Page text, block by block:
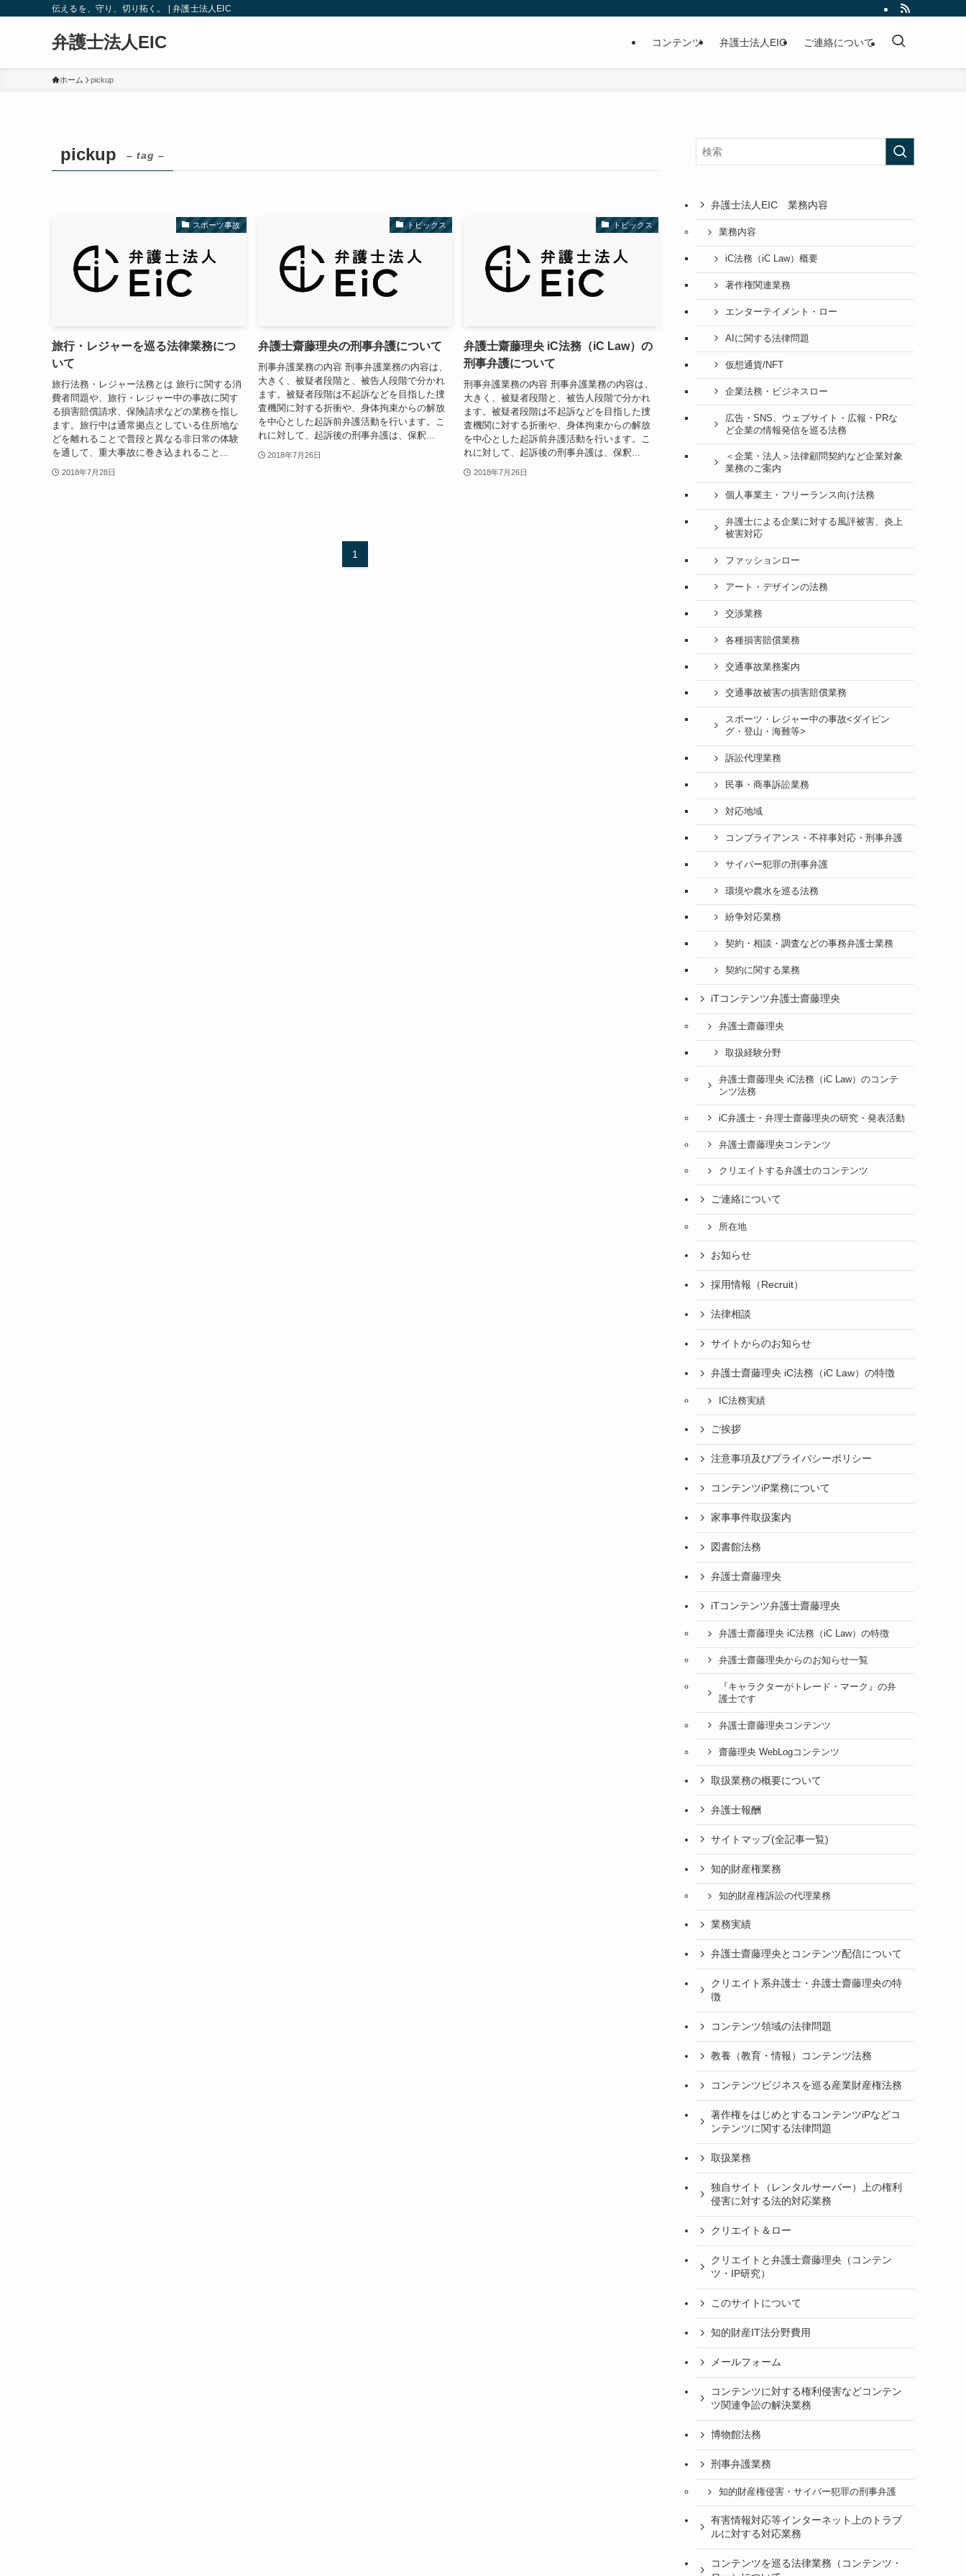
伝えるを、守り、切り拓く。 | 弁護士法人EIC
弁護士法人EIC コンテンツ 弁護士法人EIC ご連絡について
ホーム pickup
pickup – tag –
スポーツ事故
旅行・レジャーを巡る法律業務につ
いて
旅行法務・レジャー法務とは 旅行に関する消
費者問題や、旅行・レジャー中の事故に関す
る損害賠償請求、保険請求などの業務を指し
ます。旅行中は通常拠点としている住所地な
どを離れることで普段と異なる非日常の体験
を通して、重大事故に巻き込まれること...
2018年7月28日
トピックス
弁護士齋藤理央の刑事弁護について
刑事弁護業務の内容 刑事弁護業務の内容は、
大きく、被疑者段階と、被告人段階で分かれ
ます。被疑者段階は不起訴などを目指した捜
査機関に対する折衝や、身体拘束からの解放
を中心とした起訴前弁護活動を行います。こ
れに対して、起訴後の刑事弁護は、保釈...
2018年7月26日
トピックス
弁護士齋藤理央 iC法務（iC Law）の
刑事弁護について
刑事弁護業務の内容 刑事弁護業務の内容は、
大きく、被疑者段階と、被告人段階で分かれ
ます。被疑者段階は不起訴などを目指した捜
査機関に対する折衝や、身体拘束からの解放
を中心とした起訴前弁護活動を行います。こ
れに対して、起訴後の刑事弁護は、保釈...
2018年7月26日
1
弁護士法人EIC 業務内容
業務内容
iC法務（iC Law）概要
著作権関連業務
エンターテイメント・ロー
AIに関する法律問題
仮想通貨/NFT
企業法務・ビジネスロー
広告・SNS、ウェブサイト・広報・PRな
ど企業の情報発信を巡る法務
＜企業・法人＞法律顧問契約など企業対象
業務のご案内
個人事業主・フリーランス向け法務
弁護士による企業に対する風評被害、炎上
被害対応
ファッションロー
アート・デザインの法務
交渉業務
各種損害賠償業務
交通事故業務案内
交通事故被害の損害賠償業務
スポーツ・レジャー中の事故<ダイビン
グ・登山・海難等>
訴訟代理業務
民事・商事訴訟業務
対応地域
コンプライアンス・不祥事対応・刑事弁護
サイバー犯罪の刑事弁護
環境や農水を巡る法務
紛争対応業務
契約・相談・調査などの事務弁護士業務
契約に関する業務
iTコンテンツ弁護士齋藤理央
弁護士齋藤理央
取扱経験分野
弁護士齋藤理央 iC法務（iC Law）のコンテ
ンツ法務
iC弁護士・弁理士齋藤理央の研究・発表活動
弁護士齋藤理央コンテンツ
クリエイトする弁護士のコンテンツ
ご連絡について
所在地
お知らせ
採用情報（Recruit）
法律相談
サイトからのお知らせ
弁護士齋藤理央 iC法務（iC Law）の特徴
IC法務実績
ご挨拶
注意事項及びプライバシーポリシー
コンテンツiP業務について
家事事件取扱案内
図書館法務
弁護士齋藤理央
iTコンテンツ弁護士齋藤理央
弁護士齋藤理央 iC法務（iC Law）の特徴
弁護士齋藤理央からのお知らせ一覧
『キャラクターがトレード・マーク』の弁
護士です
弁護士齋藤理央コンテンツ
齋藤理央 WebLogコンテンツ
取扱業務の概要について
弁護士報酬
サイトマップ(全記事一覧)
知的財産権業務
知的財産権訴訟の代理業務
業務実績
弁護士齋藤理央とコンテンツ配信について
クリエイト系弁護士・弁護士齋藤理央の特
徴
コンテンツ領域の法律問題
教養（教育・情報）コンテンツ法務
コンテンツビジネスを巡る産業財産権法務
著作権をはじめとするコンテンツiPなどコ
ンテンツに関する法律問題
取扱業務
独自サイト（レンタルサーバー）上の権利
侵害に対する法的対応業務
クリエイト＆ロー
クリエイトと弁護士齋藤理央（コンテン
ツ・IP研究）
このサイトについて
知的財産IT法分野費用
メールフォーム
コンテンツに対する権利侵害などコンテン
ツ関連争訟の解決業務
博物館法務
刑事弁護業務
知的財産権侵害・サイバー犯罪の刑事弁護
有害情報対応等インターネット上のトラブ
ルに対する対応業務
コンテンツを巡る法律業務（コンテンツ・